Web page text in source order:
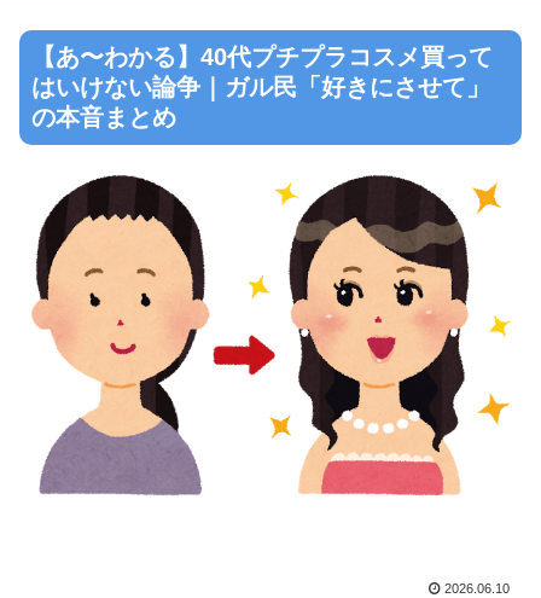
【あ〜わかる】40代プチプラコスメ買って
はいけない論争｜ガル民「好きにさせて」
の本音まとめ
2026.06.10